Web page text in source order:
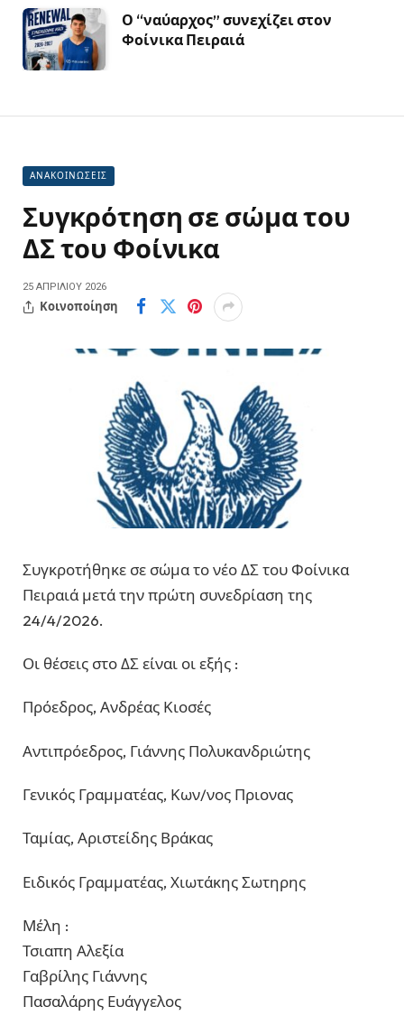
Ο “ναύαρχος” συνεχίζει στον
Φοίνικα Πειραιά
ΑΝΑΚΟΙΝΩΣΕΙΣ
Συγκρότηση σε σώμα του
ΔΣ του Φοίνικα
25 ΑΠΡΙΛΊΟΥ 2026
Κοινοποίηση
Συγκροτήθηκε σε σώμα το νέο ΔΣ του Φοίνικα
Πειραιά μετά την πρώτη συνεδρίαση της
24/4/2026.
Οι θέσεις στο ΔΣ είναι οι εξής :
Πρόεδρος, Ανδρέας Κιοσές
Αντιπρόεδρος, Γιάννης Πολυκανδριώτης
Γενικός Γραμματέας, Κων/νος Πριονας
Ταμίας, Αριστείδης Βράκας
Ειδικός Γραμματέας, Χιωτάκης Σωτηρης
Μέλη :
Τσιαπη Αλεξία
Γαβρίλης Γιάννης
Πασαλάρης Ευάγγελος